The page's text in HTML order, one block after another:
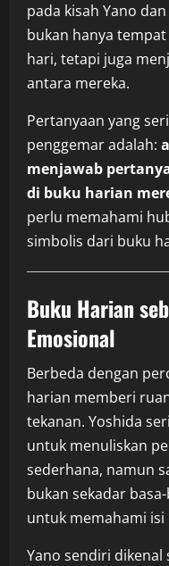
pada kisah Yano
bukan hanya
hari, tetapi juga
antara mereka.
Pertanyaan yang
penggemar adalah:
menjawab
di buku harian
perlu memahami
simbolis dari buku
Buku Harian
Emosional
Berbeda dengan
harian memberi
tekanan. Yoshida
untuk menuliskan
sederhana, namun
bukan sekadar
untuk memahami isi
Yano sendiri dikenal